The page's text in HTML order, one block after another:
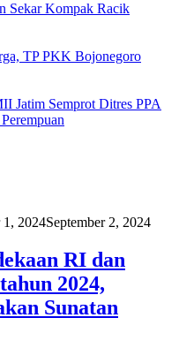
Sekar Kompak Racik
TP PKK Bojonegoro
Jatim Semprot Ditres PPA
1, 2024September 2, 2024
RI dan
2024,
Sunatan